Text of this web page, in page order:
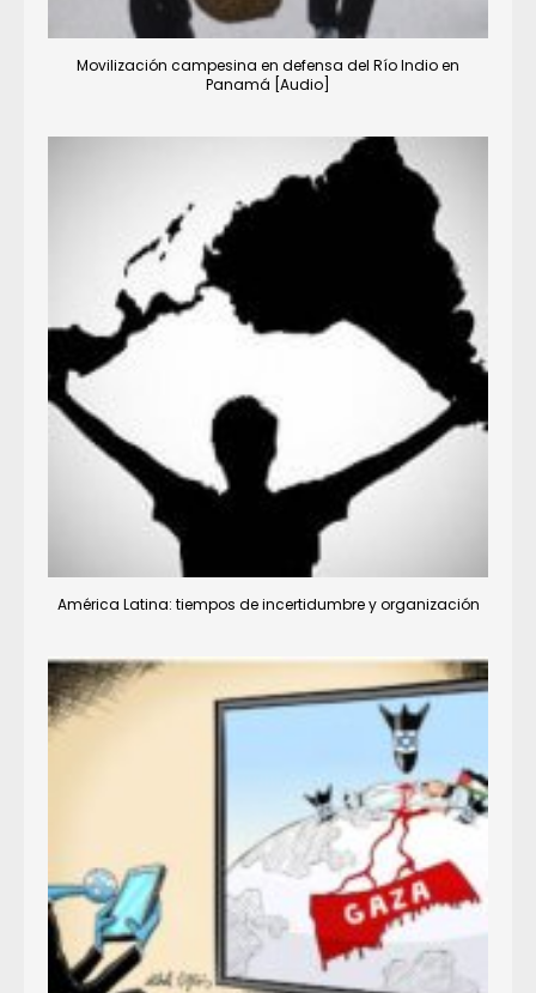
Movilización campesina en defensa del Río Indio en
Panamá [Audio]
América Latina: tiempos de incertidumbre y organización